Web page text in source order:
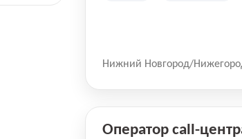
Нижний Новгород/
Оператор call-